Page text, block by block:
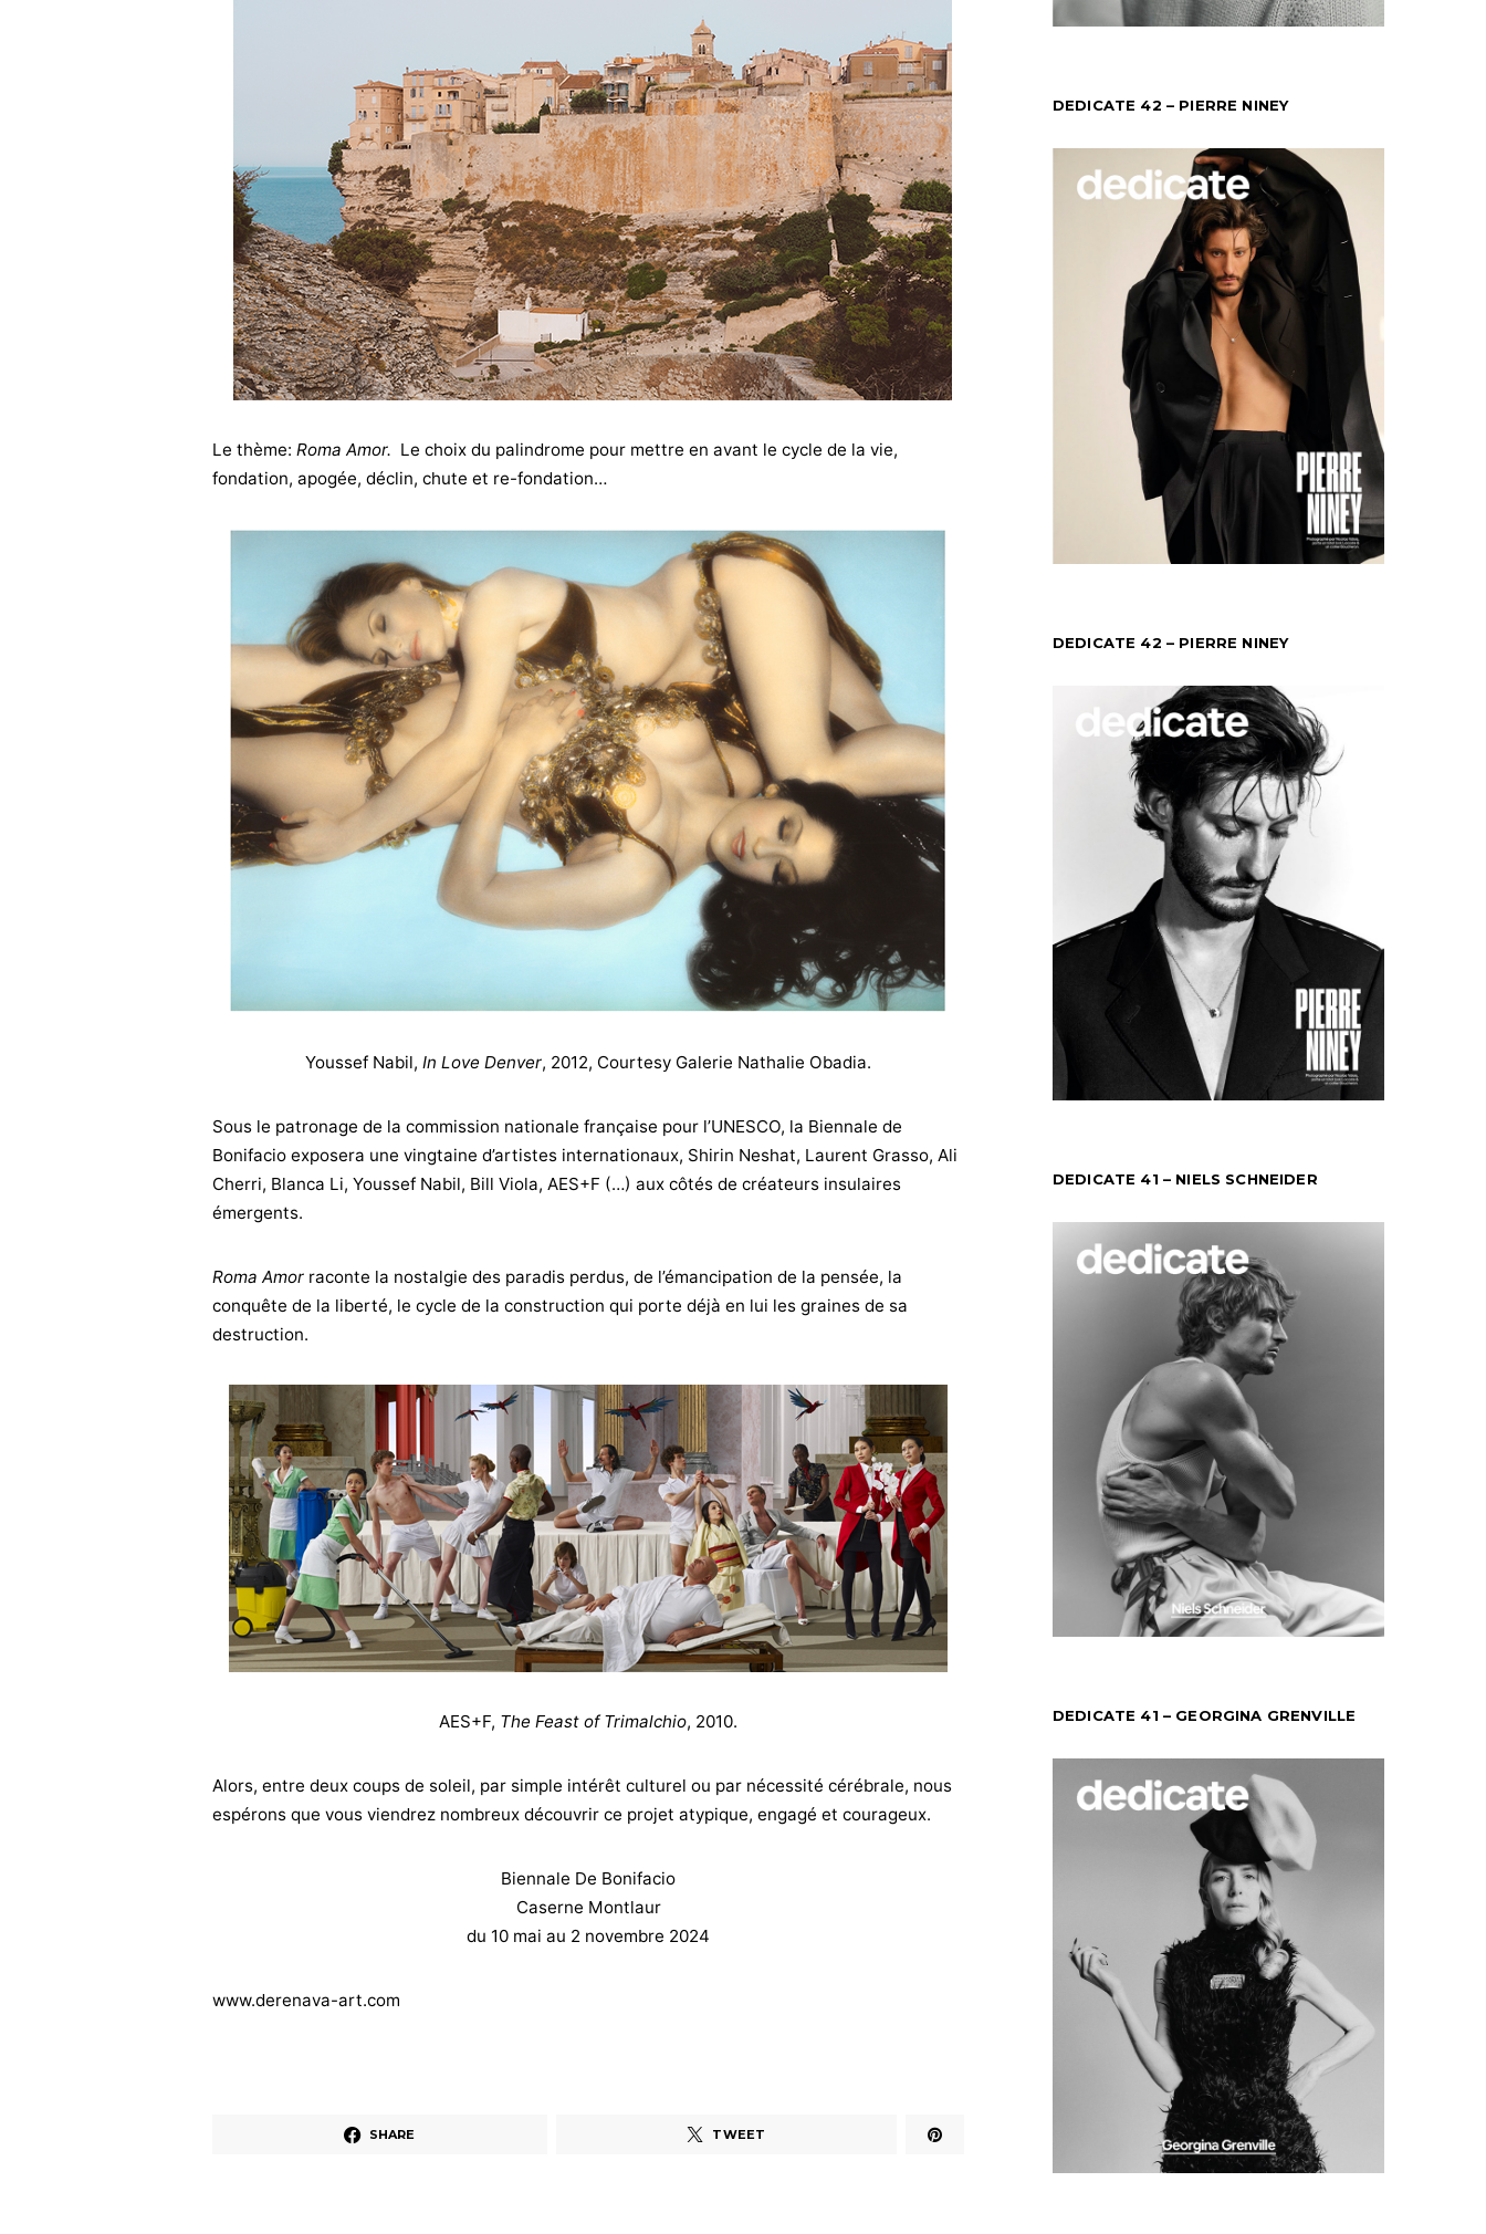
Le thème: Roma Amor. Le choix du palindrome pour mettre en avant le cycle de la vie,
fondation, apogée, déclin, chute et re-fondation…
Youssef Nabil, In Love Denver, 2012, Courtesy Galerie Nathalie Obadia.
Sous le patronage de la commission nationale française pour l’UNESCO, la Biennale de
Bonifacio exposera une vingtaine d’artistes internationaux, Shirin Neshat, Laurent Grasso, Ali
Cherri, Blanca Li, Youssef Nabil, Bill Viola, AES+F (…) aux côtés de créateurs insulaires
émergents.
Roma Amor raconte la nostalgie des paradis perdus, de l’émancipation de la pensée, la
conquête de la liberté, le cycle de la construction qui porte déjà en lui les graines de sa
destruction.
AES+F, The Feast of Trimalchio, 2010.
Alors, entre deux coups de soleil, par simple intérêt culturel ou par nécessité cérébrale, nous
espérons que vous viendrez nombreux découvrir ce projet atypique, engagé et courageux.
Biennale De Bonifacio
Caserne Montlaur
du 10 mai au 2 novembre 2024
www.derenava-art.com
SHARE TWEET
DEDICATE 42 – PIERRE NINEY
DEDICATE 42 – PIERRE NINEY
DEDICATE 41 – NIELS SCHNEIDER
DEDICATE 41 – GEORGINA GRENVILLE